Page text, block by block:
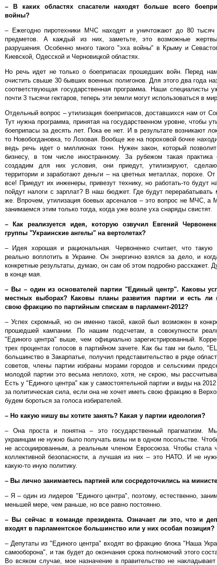
– В каких областях спасатели находят больше всего
войны?
– Ежегодно пиротехники МЧС находят и уничтожают до 80 тысяч
предметов. А каждый из них, заметьте, это возможные
разрушения. Особенно много такого "эха войны" в Крыму и
Киевской, Одесской и Черновицкой областях.
Но речь идет не только о боеприпасах прошедших войн. Перед
очистить свыше 30 бывших военных полигонов. Для этого два года
соответствующая государственная программа. Наши специалисты
почти 3 тысячи гектаров, теперь эти земли могут использоваться в
Отдельный вопрос – утилизация боеприпасов, доставшихся нам от
Тут нужна программа, принятая на государственном уровне, чтобы
боеприпасы за десять лет. Пока ее нет. И в результате возникают
то Новобогдановка, то Лозовая. Вообще же на пороховой бочке
ведь речь идет о миллионах тонн. Нужен закон, который
бизнесу, в том числе иностранному. За рубежом такая
создадим для них условия, они приедут, утилизируют,
территории и заработают деньги – на цветных металлах, порохе. От
все! Приедут их инженеры, привезут технику, но работать-то будут
пойдут налоги с зарплат? В наш бюджет. Где будут
же. Впрочем, утилизация боевых арсеналов – это вопрос не МЧС, а
занимаемся этим только тогда, когда уже возле уха снаряды свистят.
– Как реализуется идея, которую озвучил Евгений
группы "Украинские ангелы" на вертолетах?
– Идея хорошая и рациональная. Червоненко считает, что такую
реально воплотить в Украине. Он энергично взялся за дело, и
конкретные результаты, думаю, он сам об этом подробно расскажет.
в конце мая.
– Вы – один из основателей партии "Единый центр". Каковы
местных выборах? Каковы планы развития партии и есть ли
свою фракцию по партийным спискам в парламент-2012?
– Успех скромный, но он именно такой, какой был возможен в
прошедшей кампании. По нашим подсчетам, в совокупности
"Единого центра" выше, чем официально зарегистрированный.
трех процентах голосов в партийном зачете. Как бы там ни было,
большинство в Закарпатье, получил представительство в ряде
советов, члены партии избраны мэрами городов и сельскими
молодой партии это весьма неплохо, хотя, не скрою, мы
Есть у "Единого центра" как у самостоятельной партии и виды на
за политическая сила, если она не хочет иметь свою фракцию в
будем бороться за голоса избирателей.
– Но какую нишу вы хотите занять? Какая у партии идеология?
– Она проста и понятна – это государственный прагматизм.
украинцам не нужно было получать визы ни в одном посольстве.
не ассоциированным, а реальным членом Евросоюза. Чтобы стала
коллективной безопасности, а лучшая из них – это НАТО. И не
какую-то иную политику.
– Вы лично занимаетесь партией или сосредоточились на
– Я – один из лидеров "Единого центра", поэтому, естественно,
меньшей мере, чем раньше, но все равно постоянно.
– Вы сейчас в команде президента. Означает ли это, что и
входят в парламентское большинство или у них особая позиция?
– Депутаты из "Единого центра" входят во фракцию блока "Наша
самооборона", и так будет до окончания срока полномочий этого
Во всяком случае, мое назначение в правительство не